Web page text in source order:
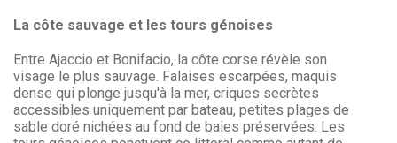
La côte sauvage et les tours génoises
Entre Ajaccio et Bonifacio, la côte corse révèle son
visage le plus sauvage. Falaises escarpées, maquis
dense qui plonge jusqu'à la mer, criques secrètes
accessibles uniquement par bateau, petites plages de
sable doré nichées au fond de baies préservées. Les